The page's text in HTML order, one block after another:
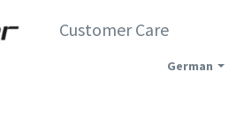
Customer Care
German